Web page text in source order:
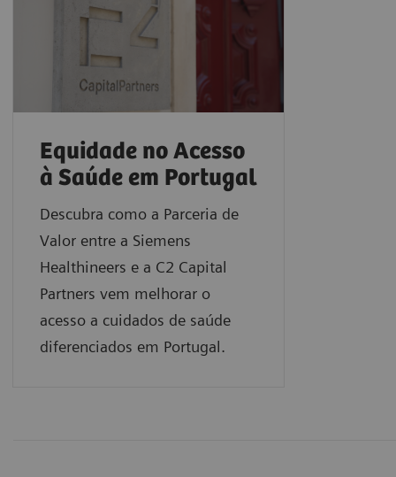
Equidade no Acesso
à Saúde em Portugal
Descubra como a Parceria de
Valor entre a Siemens
Healthineers e a C2 Capital
Partners vem melhorar o
acesso a cuidados de saúde
diferenciados em Portugal.